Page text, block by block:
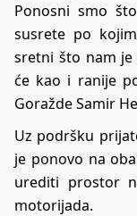
Ponosni smo
susrete po
sretni što nam je
će kao i ranije
Goražde Samir
Uz podršku
je ponovo na
urediti prostor
motorijada.